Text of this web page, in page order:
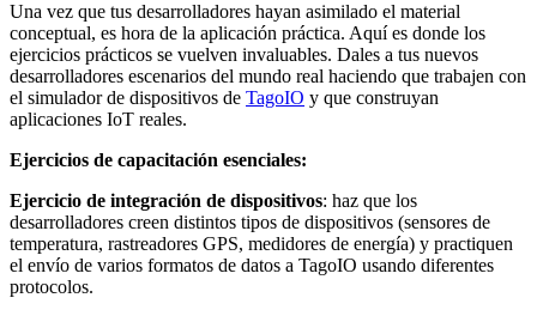
Una vez que tus desarrolladores hayan asimilado el material
conceptual, es hora de la aplicación práctica. Aquí es donde los
ejercicios prácticos se vuelven invaluables. Dales a tus nuevos
desarrolladores escenarios del mundo real haciendo que trabajen con
el simulador de dispositivos de TagoIO y que construyan
aplicaciones IoT reales.
Ejercicios de capacitación esenciales:
Ejercicio de integración de dispositivos: haz que los
desarrolladores creen distintos tipos de dispositivos (sensores de
temperatura, rastreadores GPS, medidores de energía) y practiquen
el envío de varios formatos de datos a TagoIO usando diferentes
protocolos.